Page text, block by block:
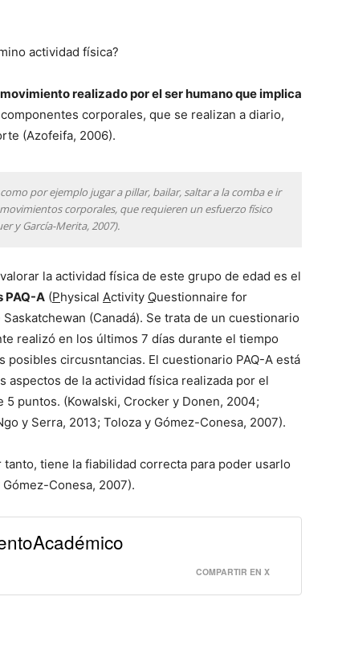
actividad física?
realizado por el ser humano que implica
corporales, que se realizan a diario,
(Azofeifa, 2006).
por ejemplo jugar a pillar, bailar, saltar a la comba e ir
corporales, que requieren un esfuerzo físico
y García-Merita, 2007).
la actividad física de este grupo de edad es el
PAQ-A (Physical Activity Questionnaire for
(Canadá). Se trata de un cuestionario
realizó en los últimos 7 días durante el tiempo
circusntancias. El cuestionario PAQ-A está
de la actividad física realizada por el
puntos. (Kowalski, Crocker y Donen, 2004;
y Serra, 2013; Toloza y Gómez-Conesa, 2007).
tiene la fiabilidad correcta para poder usarlo
Conesa, 2007).
COMPARTIR EN X